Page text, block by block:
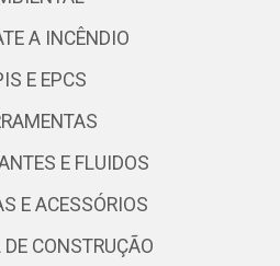
A INCÊNDIO
E EPCS
E FLUIDOS
E ACESSÓRIOS
CONSTRUÇÃO